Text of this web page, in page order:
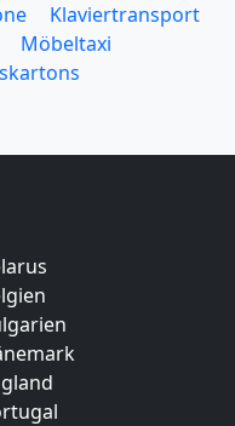
Klaviertransport
Möbeltaxi